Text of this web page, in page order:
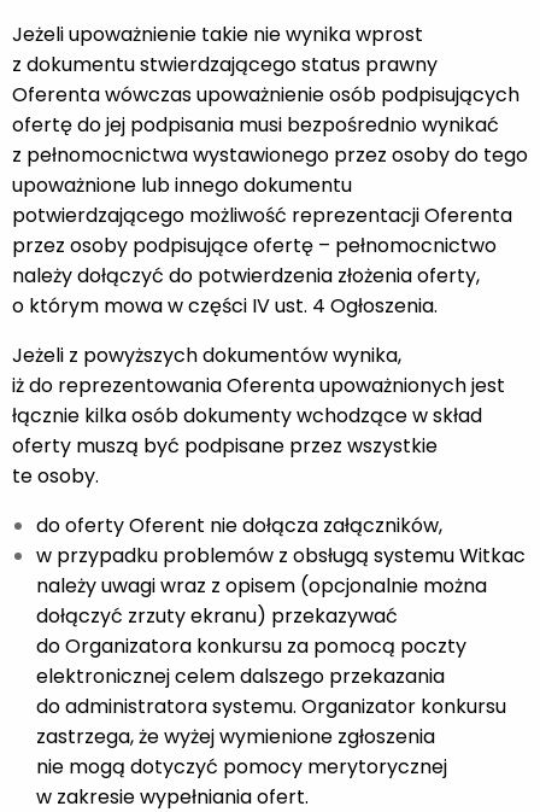
Jeżeli upoważnienie takie nie wynika wprost
z dokumentu stwierdzającego status prawny
Oferenta wówczas upoważnienie osób podpisujących
ofertę do jej podpisania musi bezpośrednio wynikać
z pełnomocnictwa wystawionego przez osoby do tego
upoważnione lub innego dokumentu
potwierdzającego możliwość reprezentacji Oferenta
przez osoby podpisujące ofertę – pełnomocnictwo
należy dołączyć do potwierdzenia złożenia oferty,
o którym mowa w części IV ust. 4 Ogłoszenia.
Jeżeli z powyższych dokumentów wynika,
iż do reprezentowania Oferenta upoważnionych jest
łącznie kilka osób dokumenty wchodzące w skład
oferty muszą być podpisane przez wszystkie
te osoby.
do oferty Oferent nie dołącza załączników,
w przypadku problemów z obsługą systemu Witkac
należy uwagi wraz z opisem (opcjonalnie można
dołączyć zrzuty ekranu) przekazywać
do Organizatora konkursu za pomocą poczty
elektronicznej celem dalszego przekazania
do administratora systemu. Organizator konkursu
zastrzega, że wyżej wymienione zgłoszenia
nie mogą dotyczyć pomocy merytorycznej
w zakresie wypełniania ofert.